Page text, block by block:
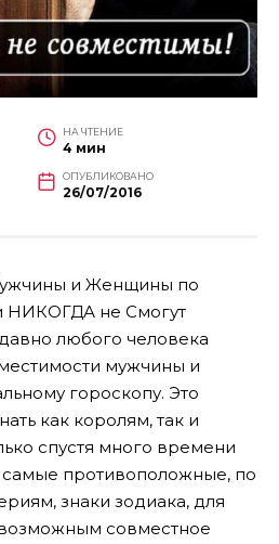
НА ЧТЕНИЕ
4 мин
ОПУБЛИКОВАНО
26/07/2016
и Женщины по
НИКОГДА не Смогут
любого человека
мужчины и
гороскопу. Это
как королям, так и
спустя много времени
противоположные, по
знаки зодиака, для
совместное